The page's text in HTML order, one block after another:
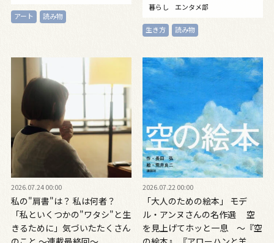
アート 読み物
暮らし エンタメ部
生き方 読み物
2026.07.24 00:00
私の"肩書"は？ 私は何者？
「私といくつかの"ワタシ"と生
きるために」気づいたたくさん
2026.07.22 00:00
「大人のための絵本」 モデ
ル・アンヌさんの名作選 空
を見上げてホッと一息 ～『空